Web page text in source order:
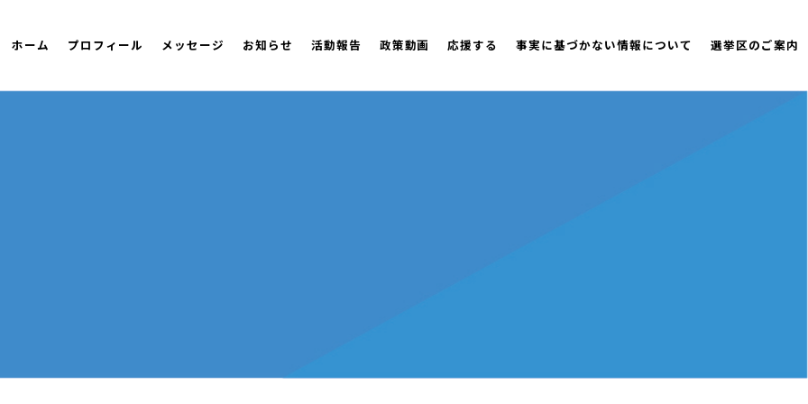
ホーム プロフィール メッセージ お知らせ 活動報告 政策動画 応援する 事実に基づかない情報について 選挙区のご案内